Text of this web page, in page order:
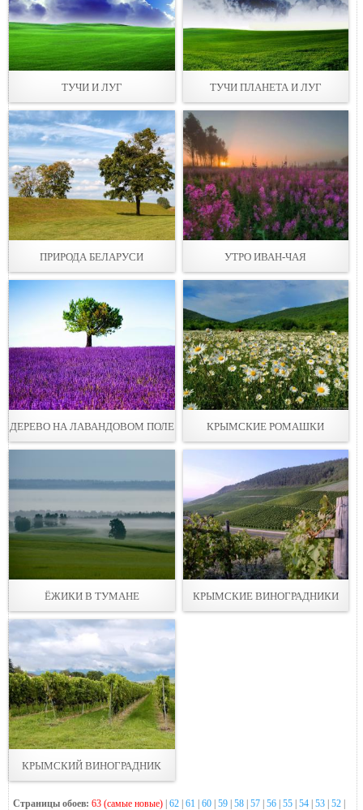
ТУЧИ И ЛУГ ТУЧИ ПЛАНЕТА И ЛУГ
ПРИРОДА БЕЛАРУСИ УТРО ИВАН-ЧАЯ
ДЕРЕВО НА ЛАВАНДОВОМ ПОЛЕ КРЫМСКИЕ РОМАШКИ
ЁЖИКИ В ТУМАНЕ КРЫМСКИЕ ВИНОГРАДНИКИ
КРЫМСКИЙ ВИНОГРАДНИК
Страницы обоев: 63 (самые новые)| 62| 61 60| 59| 58| 57| 56| 55| 54| 53| 52|